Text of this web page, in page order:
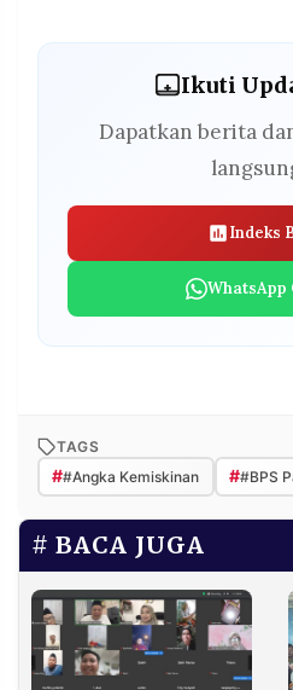
Ikuti
Dapatkan berita
Indeks
WhatsApp
TAGS
##Angka Kemiskinan ##BPS
BACA JUGA